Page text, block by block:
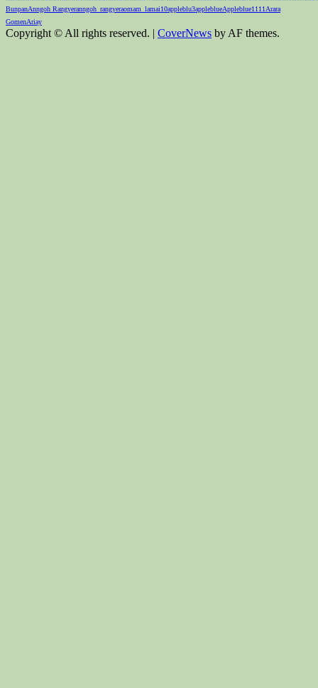
BunpanAnngoh Rangyeranngoh_rangyeraomam_lamai10appleblu3appleblueAppleblue1111 Arara
GomenAriay
Copyright © All rights reserved. | CoverNews by AF themes.